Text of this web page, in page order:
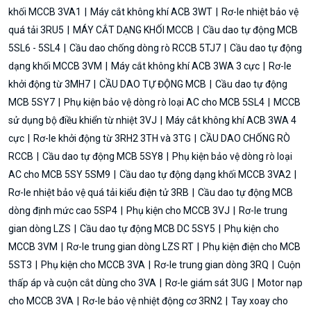
khối MCCB 3VA1
Máy cắt không khí ACB 3WT
Rơ-le nhiệt bảo vệ
quá tải 3RU5
MÁY CẮT DẠNG KHỐI MCCB
Cầu dao tự động MCB
5SL6 - 5SL4
Cầu dao chống dòng rò RCCB 5TJ7
Cầu dao tự động
dạng khối MCCB 3VM
Máy cắt không khí ACB 3WA 3 cực
Rơ-le
khởi động từ 3MH7
CẦU DAO TỰ ĐỘNG MCB
Cầu dao tự động
MCB 5SY7
Phụ kiện bảo vệ dòng rò loại AC cho MCB 5SL4
MCCB
sử dụng bộ điều khiển từ nhiệt 3VJ
Máy cắt không khí ACB 3WA 4
cực
Rơ-le khởi động từ 3RH2 3TH và 3TG
CẦU DAO CHỐNG RÒ
RCCB
Cầu dao tự động MCB 5SY8
Phụ kiện bảo vệ dòng rò loại
AC cho MCB 5SY 5SM9
Cầu dao tự động dạng khối MCCB 3VA2
Rơ-le nhiệt bảo vệ quá tải kiểu điện tử 3RB
Cầu dao tự động MCB
dòng định mức cao 5SP4
Phụ kiện cho MCCB 3VJ
Rơ-le trung
gian dòng LZS
Cầu dao tự động MCB DC 5SY5
Phụ kiện cho
MCCB 3VM
Rơ-le trung gian dòng LZS RT
Phụ kiện điện cho MCB
5ST3
Phụ kiện cho MCCB 3VA Rơ-le trung gian dòng 3RQ
Cuộn
thấp áp và cuộn cắt dùng cho 3VA
Rơ-le giám sát 3UG
Motor nạp
cho MCCB 3VA
Rơ-le bảo vệ nhiệt động cơ 3RN2
Tay xoay cho